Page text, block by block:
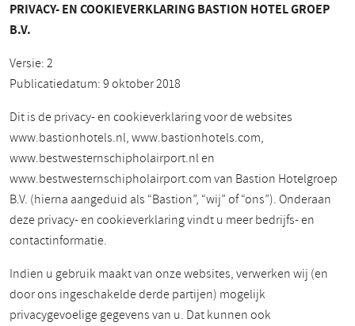
PRIVACY- EN COOKIEVERKLARING BASTION HOTEL GROEP
B.V.
Versie: 2
Publicatiedatum: 9 oktober 2018
Dit is de privacy- en cookieverklaring voor de websites
www.bastionhotels.nl, www.bastionhotels.com,
www.bestwesternschipholairport.nl en
www.bestwesternschipholairport.com van Bastion Hotelgroep
B.V. (hierna aangeduid als “Bastion”, “wij” of “ons”). Onderaan
deze privacy- en cookieverklaring vindt u meer bedrijfs- en
contactinformatie.
Indien u gebruik maakt van onze websites, verwerken wij (en
door ons ingeschakelde derde partijen) mogelijk
privacygevoelige gegevens van u. Dat kunnen ook